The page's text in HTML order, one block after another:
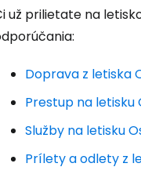
už prilietate na
Doprava z letiska
Prestup na letisku
Služby na letisku
Prílety a odlety z